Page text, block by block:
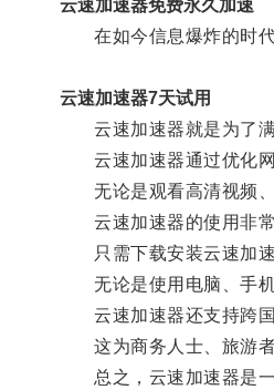
云速加速器免费永久加速
在如今信息爆炸的时代
云速加速器7天试用
云速加速器就是为了满
云速加速器通过优化网
无论是观看高清视频、
云速加速器的使用非常
只需下载安装云速加速
无论是使用电脑、手机
云速加速器还支持跨国
这为商务人士、旅游者
总之，云速加速器是一